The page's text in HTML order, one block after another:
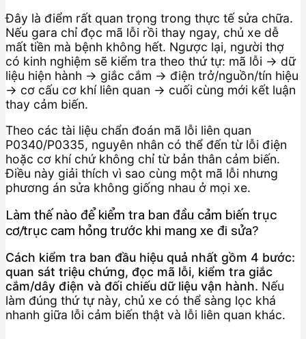
Đây là điểm rất quan trọng trong thực tế sửa chữa.
Nếu gara chỉ đọc mã lỗi rồi thay ngay, chủ xe dễ
mất tiền mà bệnh không hết. Ngược lại, người thợ
có kinh nghiệm sẽ kiểm tra theo thứ tự: mã lỗi → dữ
liệu hiện hành → giắc cắm → điện trở/nguồn/tín hiệu
→ cơ cấu cơ khí liên quan → cuối cùng mới kết luận
thay cảm biến.
Theo các tài liệu chẩn đoán mã lỗi liên quan
P0340/P0335, nguyên nhân có thể đến từ lỗi điện
hoặc cơ khí chứ không chỉ từ bản thân cảm biến.
Điều này giải thích vì sao cùng một mã lỗi nhưng
phương án sửa không giống nhau ở mọi xe.
Làm thế nào để kiểm tra ban đầu cảm biến trục
cơ/trục cam hỏng trước khi mang xe đi sửa?
Cách kiểm tra ban đầu hiệu quả nhất gồm 4 bước:
quan sát triệu chứng, đọc mã lỗi, kiểm tra giắc
cắm/dây điện và đối chiếu dữ liệu vận hành. Nếu
làm đúng thứ tự này, chủ xe có thể sàng lọc khá
nhanh giữa lỗi cảm biến thật và lỗi liên quan khác.